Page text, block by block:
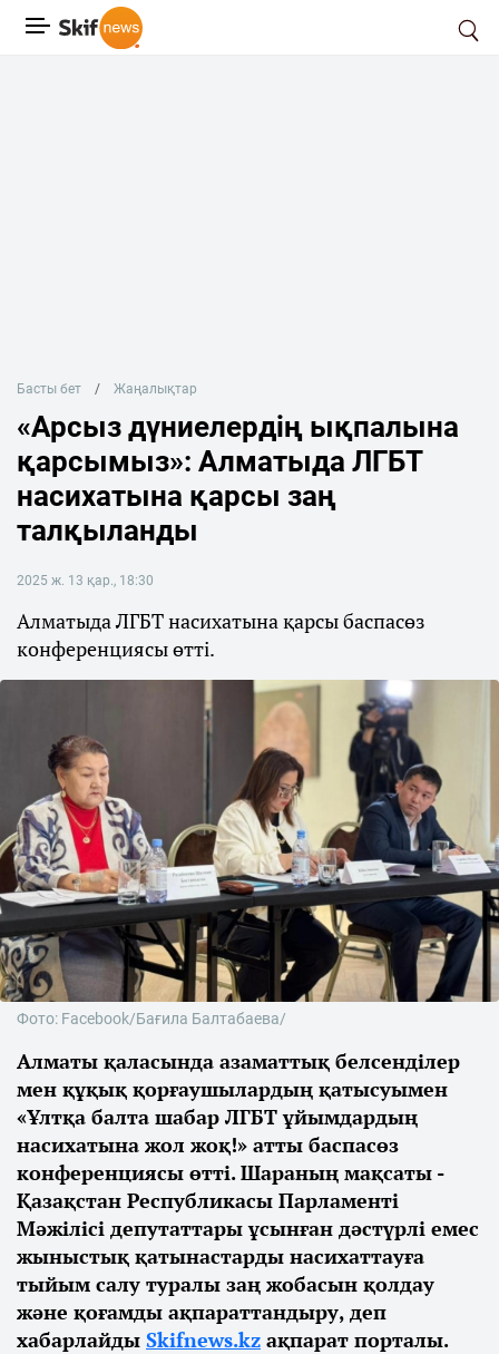
Басты бет Жаңалықтар
«Арсыз дүниелердің ықпалына
қарсымыз»: Алматыда ЛГБТ
насихатына қарсы заң
талқыланды
2025 ж. 13 қар., 18:30
Алматыда ЛГБТ насихатына қарсы баспасөз
конференциясы өтті.
Фото: Facebook/Бағила Балтабаева/
Алматы қаласында азаматтық белсенділер
мен құқық қорғаушылардың қатысуымен
«Ұлтқа балта шабар ЛГБТ ұйымдардың
насихатына жол жоқ!» атты баспасөз
конференциясы өтті. Шараның мақсаты -
Қазақстан Республикасы Парламенті
Мәжілісі депутаттары ұсынған дәстүрлі емес
жыныстық қатынастарды насихаттауға
тыйым салу туралы заң жобасын қолдау
және қоғамды ақпараттандыру, деп
хабарлайды Skifnews.kz ақпарат порталы.